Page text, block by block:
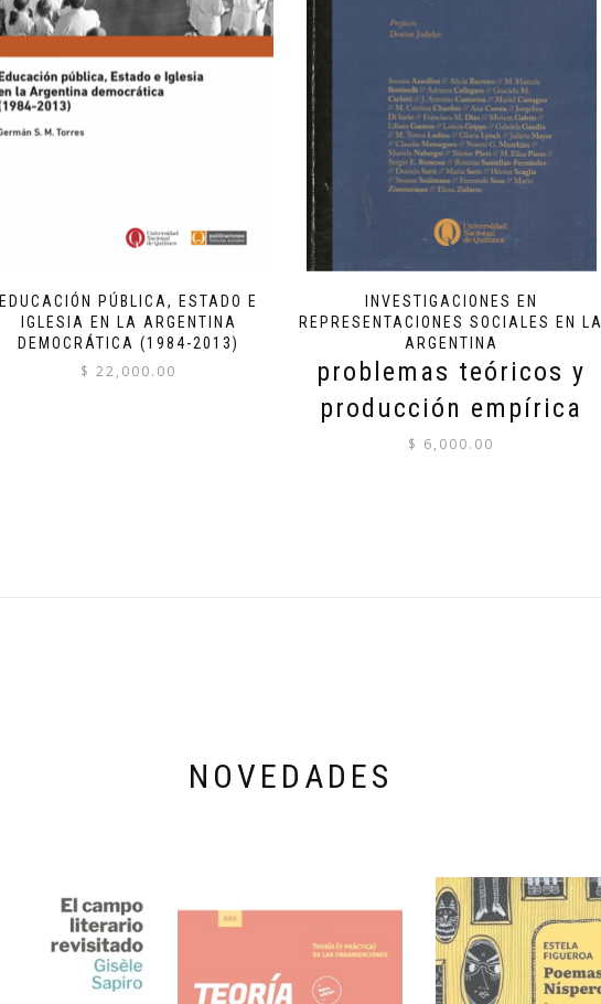
EDUCACIÓN PÚBLICA, ESTADO E
IGLESIA EN LA ARGENTINA
DEMOCRÁTICA (1984-2013)
$ 22,000.00
INVESTIGACIONES EN
REPRESENTACIONES SOCIALES EN LA
ARGENTINA
problemas teóricos y
producción empírica
$ 6,000.00
NOVEDADES